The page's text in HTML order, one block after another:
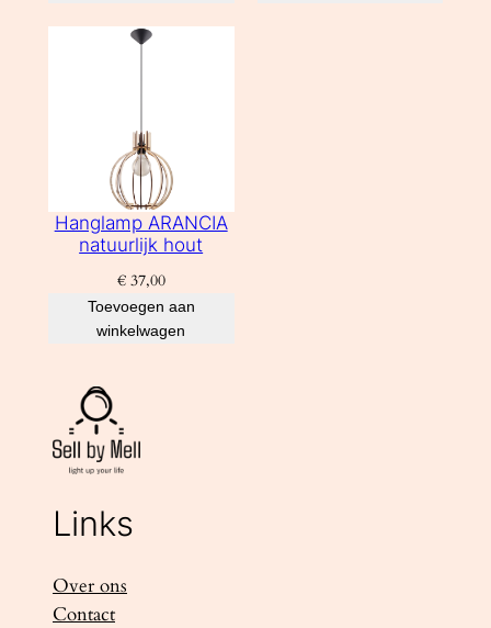
Hanglamp ARANCIA
natuurlijk hout
€37,00
Toevoegen aan
winkelwagen
Links
Over ons
Contact